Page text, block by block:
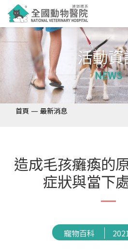
活動資
NEWS
首頁 — 最新消息
造成毛孩癱瘓的
症狀與當下
寵物百科